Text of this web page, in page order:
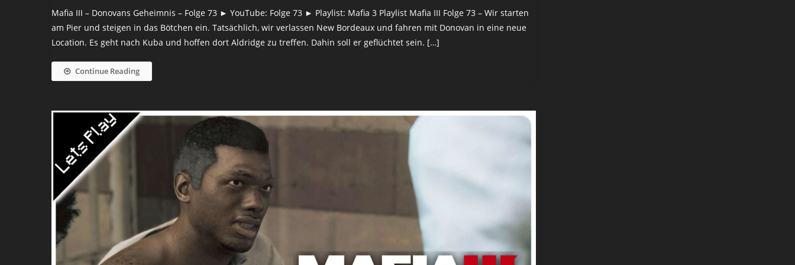
Mafia III – Donovans Geheimnis – Folge 73 ► YouTube: Folge 73 ► Playlist: Mafia 3 Playlist Mafia III Folge 73 – Wir starten
am Pier und steigen in das Bötchen ein. Tatsächlich, wir verlassen New Bordeaux und fahren mit Donovan in eine neue
Location. Es geht nach Kuba und hoffen dort Aldridge zu treffen. Dahin soll er geflüchtet sein. […]
Continue Reading